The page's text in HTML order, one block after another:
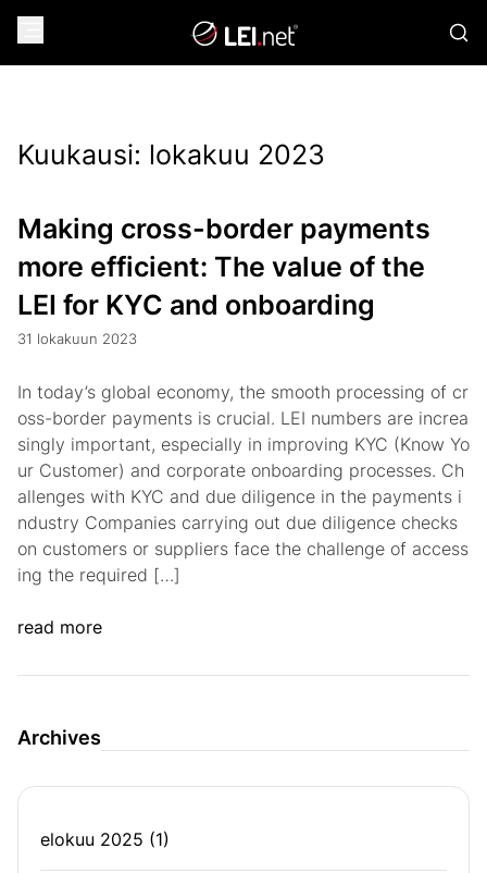
Kuukausi: lokakuu 2023
Making cross-border payments
more efficient: The value of the
LEI for KYC and onboarding
31 lokakuun 2023
In today’s global economy, the smooth processing of cr
oss-border payments is crucial. LEI numbers are increa
singly important, especially in improving KYC (Know Yo
ur Customer) and corporate onboarding processes. Ch
allenges with KYC and due diligence in the payments i
ndustry Companies carrying out due diligence checks
on customers or suppliers face the challenge of access
ing the required […]
read more
Archives
elokuu 2025 (1)